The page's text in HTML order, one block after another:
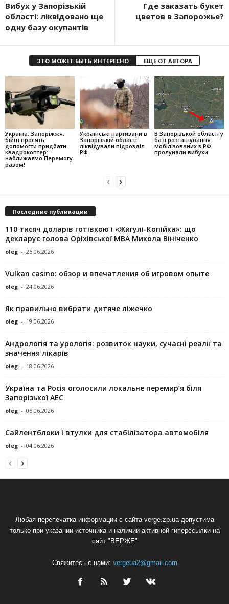
Вибух у Запорізькій
області: ліквідовано ще
одну базу окупантів
Где заказать букет
цветов в Запорожье?
ЭТО МОЖЕТ БЫТЬ ИНТЕРЕСНО ЕЩЕ ОТ АВТОРА
Україна, Запоріжжя:
бійці просять
допомогти придбати
квадрокоптер:
наближаємо Перемогу
разом!
Українські партизани в
Запорізькій області
ліквідували підрозділ
РФ
В Запорізькой області у
базі розташування
мобілізованих з РФ
пролунали вибухи
Последние публикации
110 тисяч доларів готівкою і «Жигулі-Копійка»: що
декларує голова Оріхівської МВА Микола Вініченко
oleg - 26.06.2026
Vulkan casino: обзор и впечатления об игровом опыте
oleg - 24.06.2026
Як правильно вибрати дитяче ліжечко
oleg - 19.06.2026
Андрологія та урологія: розвиток науки, сучасні реалії та
значення лікарів
oleg - 18.06.2026
Україна та Росія оголосили локальне перемир’я біля
Запорізької АЕС
oleg - 05.06.2026
Сайлентблоки і втулки для стабілізатора автомобіля
oleg - 04.06.2026
Любая перепечатка информации с сайта verge.zp.ua допустима
только при указании источника и наличии активной гиперссылки на
сайт "ВЕРЖЕ"
Свяжитесь с нами: vergeua2@gmail.com